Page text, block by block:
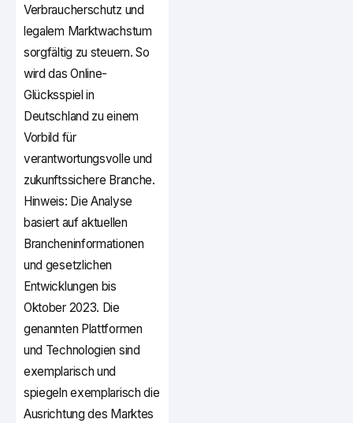
Verbraucherschutz und
legalem Marktwachstum
sorgfältig zu steuern. So
wird das Online-
Glücksspiel in
Deutschland zu einem
Vorbild für
verantwortungsvolle und
zukunftssichere Branche.
Hinweis: Die Analyse
basiert auf aktuellen
Brancheninformationen
und gesetzlichen
Entwicklungen bis
Oktober 2023. Die
genannten Plattformen
und Technologien sind
exemplarisch und
spiegeln exemplarisch die
Ausrichtung des Marktes